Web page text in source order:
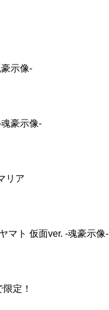
示像-
豪示像-
リア
マト 仮面ver. -魂豪示像-
定！